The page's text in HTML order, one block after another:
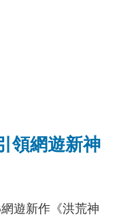
領網遊新神
遊新作《洪荒神